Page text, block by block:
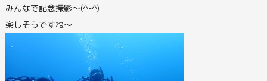
みんなで記念撮影～(^-^)
楽しそうですね～